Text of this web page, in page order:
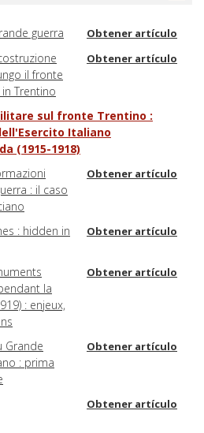
guerra Obtener artículo
il fronte
Trentino
Obtener artículo
sul fronte Trentino :
Italiano
(1915-1918)
: il caso
Obtener artículo
: hidden in
Obtener artículo
la
: enjeux,
Obtener artículo
Grande
: prima
Obtener artículo
Obtener artículo